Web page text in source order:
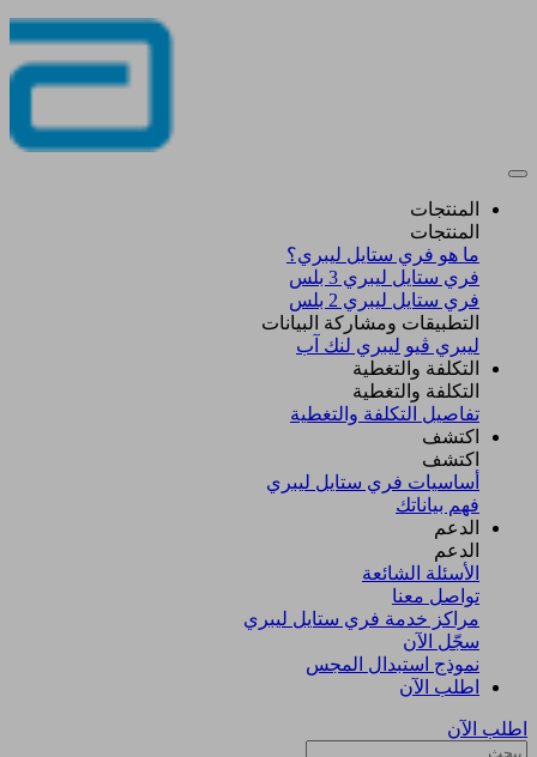
المنتجات
المنتجات
ما هو فري ستايل ليبري؟
فري ستايل ليبري 3 بلس​
فري ستايل ليبري 2 بلس​
التطبيقات ومشاركة البيانات
ليبري ڤيو ليبري لنك آب
التكلفة والتغطية
التكلفة والتغطية
تفاصيل التكلفة والتغطية
اكتشف​
اكتشف​
أساسيات فري ستايل ليبري
فهم بياناتك
الدعم
الدعم
الأسئلة الشائعة
تواصل معنا
مراكز خدمة فري ستايل ليبري
سجّل الآن​
نموذج استبدال المجس
اطلب الآن
اطلب الآن